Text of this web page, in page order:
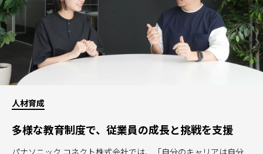
人材育成
多様な教育制度で、従業員の成長と挑戦を支援